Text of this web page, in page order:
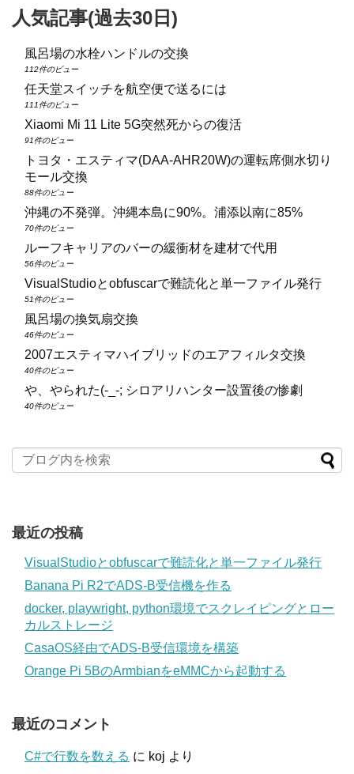
人気記事(過去30日)
風呂場の水栓ハンドルの交換
112件のビュー
任天堂スイッチを航空便で送るには
111件のビュー
Xiaomi Mi 11 Lite 5G突然死からの復活
91件のビュー
トヨタ・エスティマ(DAA‑AHR20W)の運転席側水切り
モール交換
88件のビュー
沖縄の不発弾。沖縄本島に90%。浦添以南に85%
70件のビュー
ルーフキャリアのバーの緩衝材を建材で代用
56件のビュー
VisualStudioとobfuscarで難読化と単一ファイル発行
51件のビュー
風呂場の換気扇交換
46件のビュー
2007エスティマハイブリッドのエアフィルタ交換
40件のビュー
や、やられた(-_-; シロアリハンター設置後の惨劇
40件のビュー
最近の投稿
VisualStudioとobfuscarで難読化と単一ファイル発行
Banana Pi R2でADS-B受信機を作る
docker, playwright, python環境でスクレイピングとロー
カルストレージ
CasaOS経由でADS-B受信環境を構築
Orange Pi 5BのArmbianをeMMCから起動する
最近のコメント
C#で行数を数える に koj より